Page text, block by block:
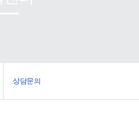
상담문의